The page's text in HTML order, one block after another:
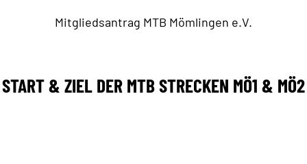
Mitgliedsantrag MTB Mömlingen e.V.
START & ZIEL DER MTB STRECKEN MÖ1 & MÖ2